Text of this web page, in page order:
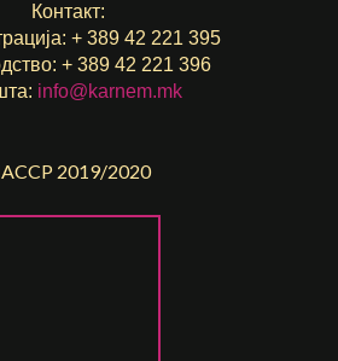
Контакт:
+ 389 42 221 395
+ 389 42 221 396
info@karnem.mk
2019/2020